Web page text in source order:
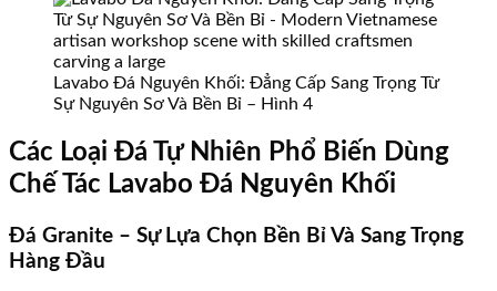
Lavabo Đá Nguyên Khối: Đẳng Cấp Sang Trọng Từ
Sự Nguyên Sơ Và Bền Bỉ – Hình 4
Các Loại Đá Tự Nhiên Phổ Biến Dùng
Chế Tác Lavabo Đá Nguyên Khối
Đá Granite – Sự Lựa Chọn Bền Bỉ Và Sang Trọng
Hàng Đầu